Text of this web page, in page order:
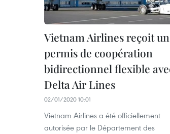
Vietnam Airlines reçoit un
permis de coopération
bidirectionnel flexible
Delta Air Lines
02/01/2020 10:01
Vietnam Airlines a été officiellement
autorisée par le Département des